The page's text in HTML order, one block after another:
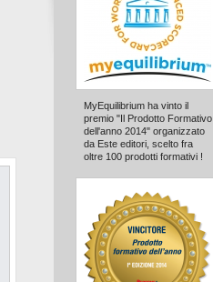
MyEquilibrium ha vinto il
premio "Il Prodotto Formativo
dell'anno 2014" organizzato
da Este editori, scelto fra
oltre 100 prodotti formativi !